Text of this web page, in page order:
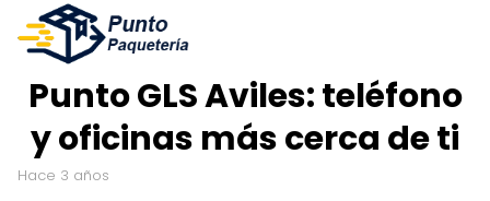
Punto GLS Aviles: teléfono
y oficinas más cerca de ti
hace 3 años